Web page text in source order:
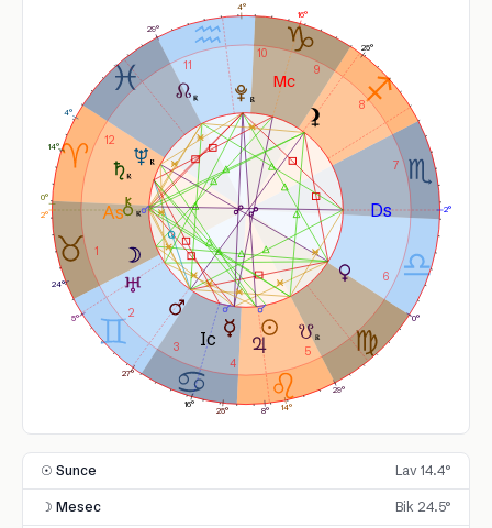
1
2
3
4
5
6
7
8
9
10
11
12
14°
24°
25°
0°
27°
8°
14°
5°
4°
4°
29°
0°
2°
16°
2°
16°
25°
29°
☉ Sunce Lav 14.4°
☽ Mesec Bik 24.5°